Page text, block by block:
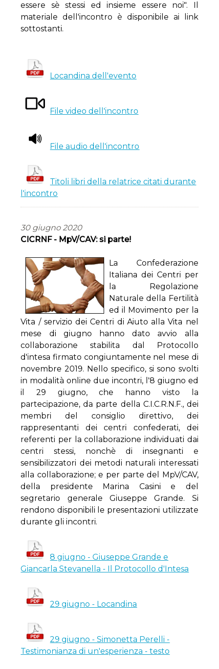
essere sè stessi ed insieme essere noi". Il
materiale dell'incontro è disponibile ai link
sottostanti.
Locandina dell'evento
File video dell'incontro
File audio dell'incontro
Titoli libri della relatrice citati durante
l'incontro
30 giugno 2020
CICRNF - MpV/CAV: si parte!
La Confederazione
Italiana dei Centri per
la Regolazione
Naturale della Fertilità
ed il Movimento per la
Vita / servizio dei Centri di Aiuto alla Vita nel
mese di giugno hanno dato avvio alla
collaborazione stabilita dal Protocollo
d'intesa firmato congiuntamente nel mese di
novembre 2019. Nello specifico, si sono svolti
in modalità online due incontri, l'8 giugno ed
il 29 giugno, che hanno visto la
partecipazione, da parte della C.I.C.R.N.F., dei
membri del consiglio direttivo, dei
rappresentanti dei centri confederati, dei
referenti per la collaborazione individuati dai
centri stessi, nonchè di insegnanti e
sensibilizzatori dei metodi naturali interessati
alla collaborazione; e per parte del MpV/CAV,
della presidente Marina Casini e del
segretario generale Giuseppe Grande. Si
rendono disponibili le presentazioni utilizzate
durante gli incontri.
8 giugno - Giuseppe Grande e
Giancarla Stevanella - Il Protocollo d'Intesa
29 giugno - Locandina
29 giugno - Simonetta Perelli -
Testimonianza di un'esperienza - testo